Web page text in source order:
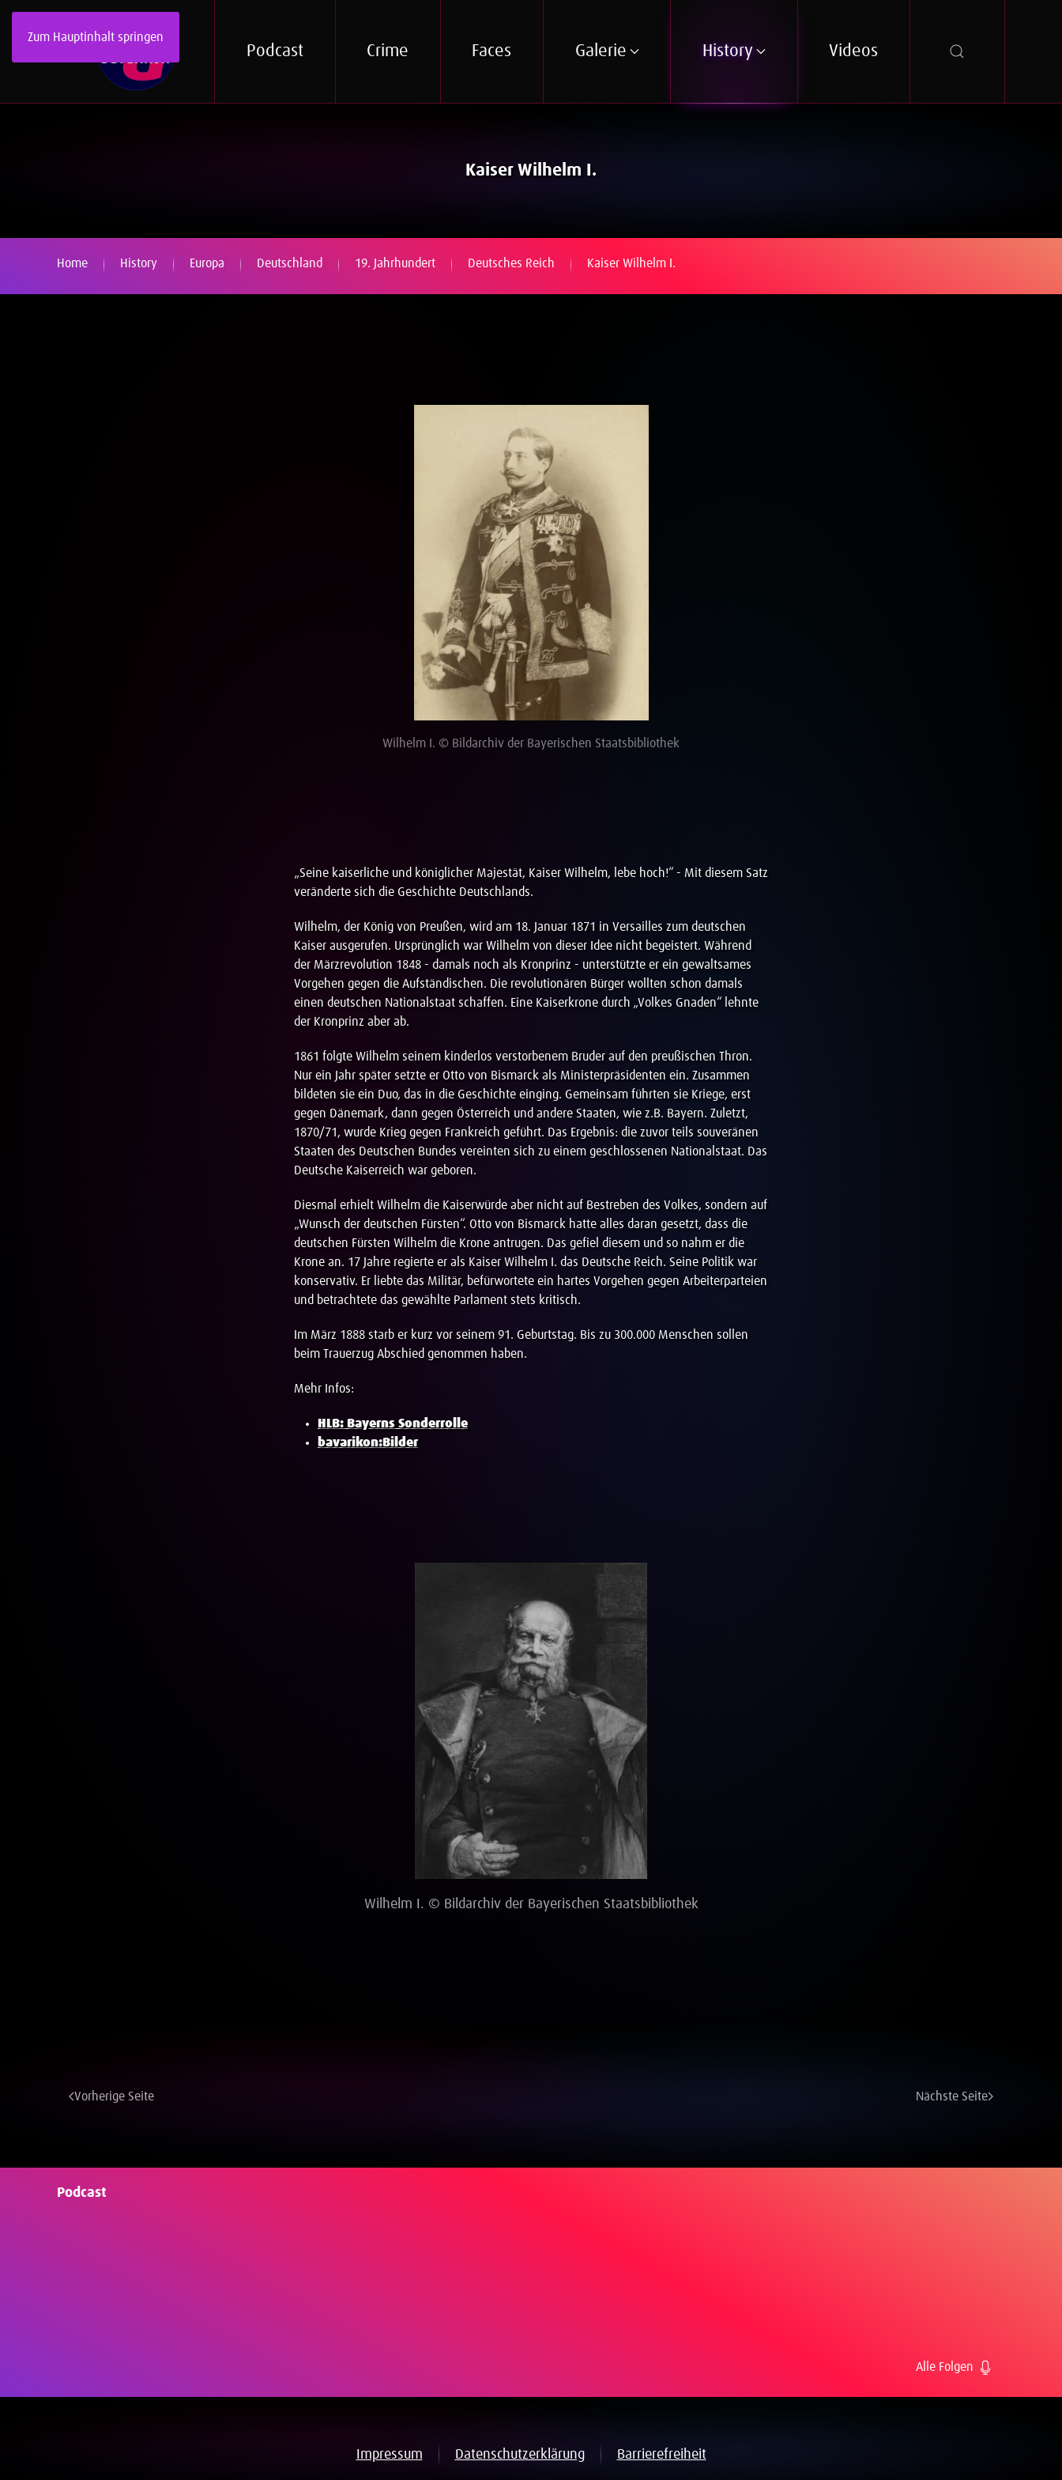
Zum Hauptinhalt springen
Podcast Crime Faces Galerie History Videos
Kaiser Wilhelm I.
Home History Europa Deutschland 19. Jahrhundert Deutsches Reich Kaiser Wilhelm I.
Wilhelm I. © Bildarchiv der Bayerischen Staatsbibliothek
„Seine kaiserliche und königlicher Majestät, Kaiser Wilhelm, lebe hoch!“ - Mit diesem Satz
veränderte sich die Geschichte Deutschlands.
Wilhelm, der König von Preußen, wird am 18. Januar 1871 in Versailles zum deutschen
Kaiser ausgerufen. Ursprünglich war Wilhelm von dieser Idee nicht begeistert. Während
der Märzrevolution 1848 - damals noch als Kronprinz - unterstützte er ein gewaltsames
Vorgehen gegen die Aufständischen. Die revolutionären Bürger wollten schon damals
einen deutschen Nationalstaat schaffen. Eine Kaiserkrone durch „Volkes Gnaden“ lehnte
der Kronprinz aber ab.
1861 folgte Wilhelm seinem kinderlos verstorbenem Bruder auf den preußischen Thron.
Nur ein Jahr später setzte er Otto von Bismarck als Ministerpräsidenten ein. Zusammen
bildeten sie ein Duo, das in die Geschichte einging. Gemeinsam führten sie Kriege, erst
gegen Dänemark, dann gegen Österreich und andere Staaten, wie z.B. Bayern. Zuletzt,
1870/71, wurde Krieg gegen Frankreich geführt. Das Ergebnis: die zuvor teils souveränen
Staaten des Deutschen Bundes vereinten sich zu einem geschlossenen Nationalstaat. Das
Deutsche Kaiserreich war geboren.
Diesmal erhielt Wilhelm die Kaiserwürde aber nicht auf Bestreben des Volkes, sondern auf
„Wunsch der deutschen Fürsten“. Otto von Bismarck hatte alles daran gesetzt, dass die
deutschen Fürsten Wilhelm die Krone antrugen. Das gefiel diesem und so nahm er die
Krone an. 17 Jahre regierte er als Kaiser Wilhelm I. das Deutsche Reich. Seine Politik war
konservativ. Er liebte das Militär, befürwortete ein hartes Vorgehen gegen Arbeiterparteien
und betrachtete das gewählte Parlament stets kritisch.
Im März 1888 starb er kurz vor seinem 91. Geburtstag. Bis zu 300.000 Menschen sollen
beim Trauerzug Abschied genommen haben.
Mehr Infos:
HLB: Bayerns Sonderrolle
bavarikon:Bilder
Wilhelm I. © Bildarchiv der Bayerischen Staatsbibliothek
Vorherige Seite Nächste Seite
Podcast
Alle Folgen
Impressum Datenschutzerklärung Barrierefreiheit